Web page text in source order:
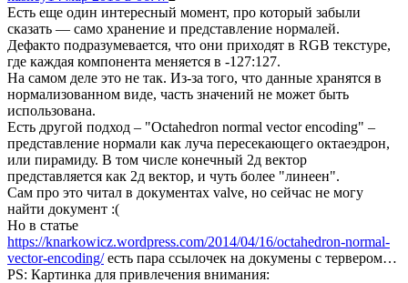
Есть еще один интересный момент, про который забыли
сказать — само хранение и представление нормалей.
Дефакто подразумевается, что они приходят в RGB текстуре,
где каждая компонента меняется в -127:127.
На самом деле это не так. Из-за того, что данные хранятся в
нормализованном виде, часть значений не может быть
использована.
Есть другой подход – "Octahedron normal vector encoding" –
представление нормали как луча пересекающего октаеэдрон,
или пирамиду. В том числе конечный 2д вектор
представляется как 2д вектор, и чуть более "линеен".
Сам про это читал в документах valve, но сейчас не могу
найти документ :(
Но в статье
https://knarkowicz.wordpress.com/2014/04/16/octahedron-normal-
vector-encoding/есть пара ссылочек на докумены с тервером…
PS: Картинка для привлечения внимания: